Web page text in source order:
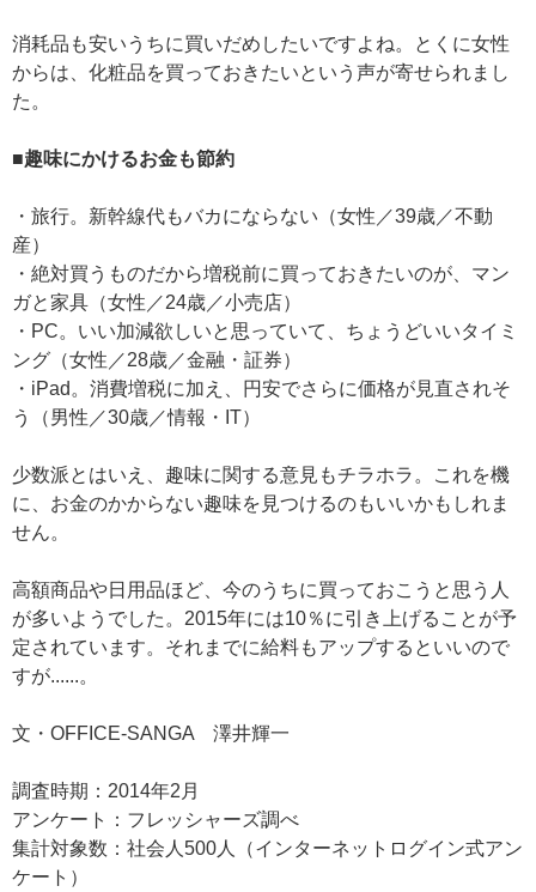
消耗品も安いうちに買いだめしたいですよね。とくに女性
からは、化粧品を買っておきたいという声が寄せられまし
た。
■趣味にかけるお金も節約
・旅行。新幹線代もバカにならない（女性／39歳／不動
産）
・絶対買うものだから増税前に買っておきたいのが、マン
ガと家具（女性／24歳／小売店）
・PC。いい加減欲しいと思っていて、ちょうどいいタイミ
ング（女性／28歳／金融・証券）
・iPad。消費増税に加え、円安でさらに価格が見直されそ
う（男性／30歳／情報・IT）
少数派とはいえ、趣味に関する意見もチラホラ。これを機
に、お金のかからない趣味を見つけるのもいいかもしれま
せん。
高額商品や日用品ほど、今のうちに買っておこうと思う人
が多いようでした。2015年には10％に引き上げることが予
定されています。それまでに給料もアップするといいので
すが......。
文・OFFICE-SANGA 澤井輝一
調査時期：2014年2月
アンケート：フレッシャーズ調べ
集計対象数：社会人500人（インターネットログイン式アン
ケート）